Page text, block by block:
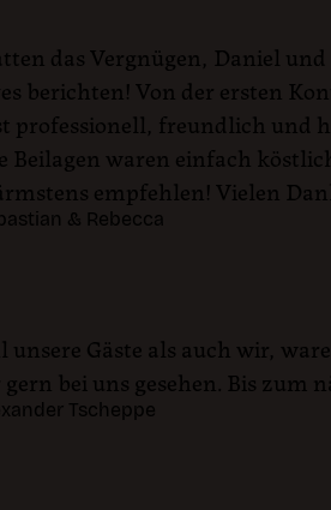
das Vergnügen, Daniel
berichten! Von der ersten
professionell, freundlich und
Beilagen waren einfach
empfehlen! Vielen
& Rebecca
unsere Gäste als auch wir,
bei uns gesehen. Bis zum
Tscheppe